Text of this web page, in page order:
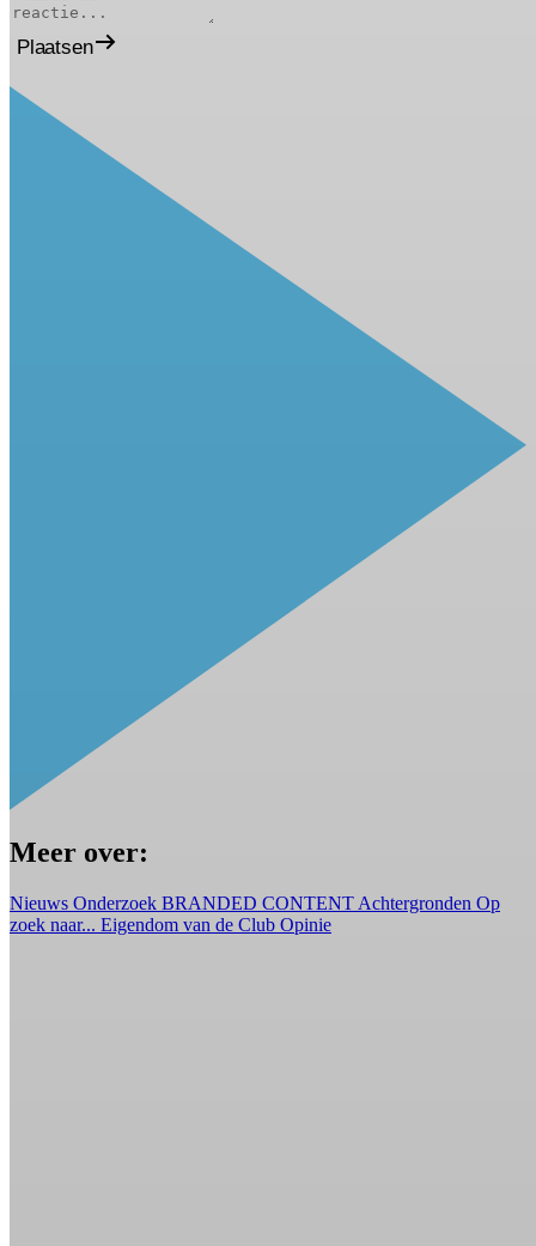
Plaatsen
Meer over:
Nieuws Onderzoek BRANDED CONTENT Achtergronden Op
zoek naar... Eigendom van de Club Opinie